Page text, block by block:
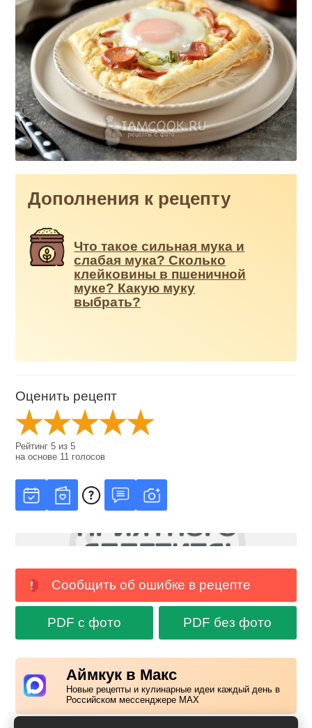
Дополнения к рецепту
Что такое сильная мука и
слабая мука? Сколько
клейковины в пшеничной
муке? Какую муку
выбрать?
Оценить рецепт
Рейтинг5 из5
на основе 11 голосов
Сообщить об ошибке в рецепте
PDF с фото PDF без фото
Аймкук в Макс
Новые рецепты и кулинарные идеи каждый день в
Российском мессенджере MAX